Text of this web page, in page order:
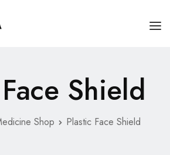
Shield
Shop Plastic Face Shield